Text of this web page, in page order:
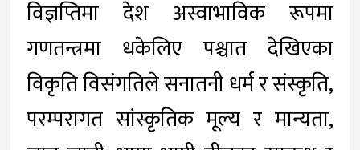
विज्ञप्तिमा देश अस्वाभाविक रूपमा
गणतन्त्रमा धकेलिए पश्चात देखिएका
विकृति विसंगतिले सनातनी धर्म र संस्कृति,
परम्परागत सांस्कृतिक मूल्य र मान्यता,